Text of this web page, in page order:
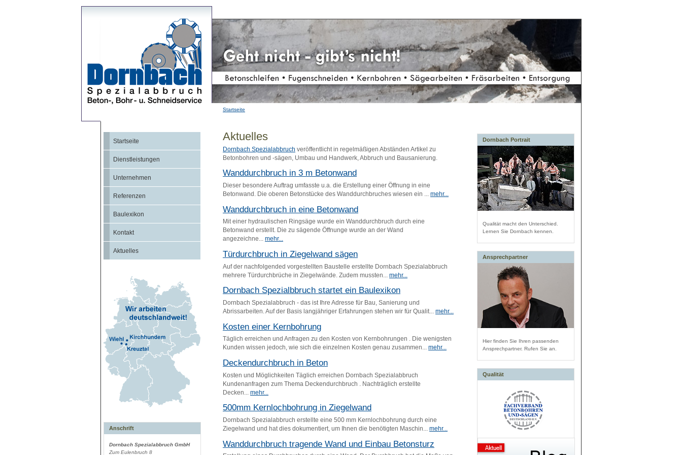
Aktuelles
Dornbach Spezialabbruch veröffentlicht in regelmäßigen Abständen Artikel zu
Betonbohren und -sägen, Umbau und Handwerk, Abbruch und Bausanierung.
Wanddurchbruch in 3 m Betonwand
Dieser besondere Auftrag umfasste u.a. die Erstellung einer Öffnung in eine
Betonwand. Die oberen Betonstücke des Wanddurchbruches wiesen ein ... mehr...
Wanddurchbruch in eine Betonwand
Mit einer hydraulischen Ringsäge wurde ein Wanddurchbruch durch eine
Betonwand erstellt. Die zu sägende Öffnunge wurde an der Wand
angezeichne... mehr...
Türdurchbruch in Ziegelwand sägen
Auf der nachfolgended vorgestellten Baustelle erstellte Dornbach Spezialabbruch
mehrere Türdurchbrüche in Ziegelwände. Zudem mussten... mehr...
Dornbach Spezialbbruch startet ein Baulexikon
Dornbach Spezialabbruch - das ist Ihre Adresse für Bau, Sanierung und
Abrissarbeiten. Auf der Basis langjähriger Erfahrungen stehen wir für Qualit... mehr...
Kosten einer Kernbohrung
Täglich erreichen und Anfragen zu den Kosten von Kernbohrungen . Die wenigsten
Kunden wissen jedoch, wie sich die einzelnen Kosten genau zusammen... mehr...
Deckendurchbruch in Beton
Kosten und Möglichkeiten Täglich erreichen Dornbach Spezialabbruch
Kundenanfragen zum Thema Deckendurchbruch . Nachträglich erstellte
Decken... mehr...
500mm Kernlochbohrung in Ziegelwand
Dornbach Spezialabbruch erstellte eine 500 mm Kernlochbohrung durch eine
Ziegelwand und hat dies dokumentiert, um Ihnen die benötigten Maschin... mehr...
Wanddurchbruch tragende Wand und Einbau Betonsturz
Startseite
Startseite
Dienstleistungen
Unternehmen
Referenzen
Baulexikon
Kontakt
Aktuelles
Anschrift
Dornbach Spezialabbruch GmbH
Zum Eulenbruch 8
Dornbach Portrait
Qualität macht den Unterschied.
Lernen Sie Dornbach kennen.
Ansprechpartner
Hier finden Sie Ihren passenden
Ansprechpartner. Rufen Sie an.
Qualität